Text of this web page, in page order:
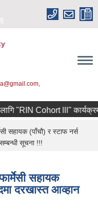
"RIN Cohort lll"
सहायक (पाँचौ) र स्टाफ नर्स
सूचना !!!
सहायक
दरखास्त आव्हान